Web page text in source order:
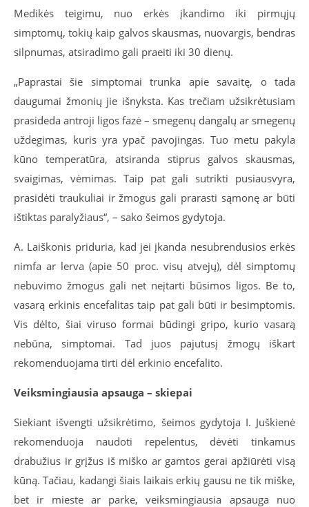
Medikės teigimu, nuo erkės įkandimo iki pirmųjų
simptomų, tokių kaip galvos skausmas, nuovargis, bendras
silpnumas, atsiradimo gali praeiti iki 30 dienų.
„Paprastai šie simptomai trunka apie savaitę, o tada
daugumai žmonių jie išnyksta. Kas trečiam užsikrėtusiam
prasideda antroji ligos fazė – smegenų dangalų ar smegenų
uždegimas, kuris yra ypač pavojingas. Tuo metu pakyla
kūno temperatūra, atsiranda stiprus galvos skausmas,
svaigimas, vėmimas. Taip pat gali sutrikti pusiausvyra,
prasidėti traukuliai ir žmogus gali prarasti sąmonę ar būti
ištiktas paralyžiaus“, – sako šeimos gydytoja.
A. Laiškonis priduria, kad jei įkanda nesubrendusios erkės
nimfa ar lerva (apie 50 proc. visų atvejų), dėl simptomų
nebuvimo žmogus gali net neįtarti būsimos ligos. Be to,
vasarą erkinis encefalitas taip pat gali būti ir besimptomis.
Vis dėlto, šiai viruso formai būdingi gripo, kurio vasarą
nebūna, simptomai. Tad juos pajutusį žmogų iškart
rekomenduojama tirti dėl erkinio encefalito.
Veiksmingiausia apsauga – skiepai
Siekiant išvengti užsikrėtimo, šeimos gydytoja I. Juškienė
rekomenduoja naudoti repelentus, dėvėti tinkamus
drabužius ir grįžus iš miško ar gamtos gerai apžiūrėti visą
kūną. Tačiau, kadangi šiais laikais erkių gausu ne tik miške,
bet ir mieste ar parke, veiksmingiausia apsauga nuo